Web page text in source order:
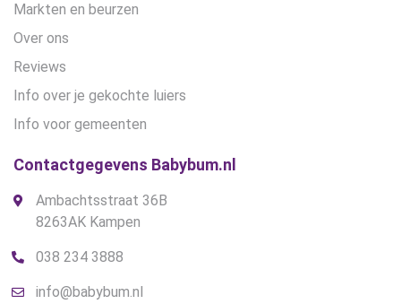
Markten en beurzen
Over ons
Reviews
Info over je gekochte luiers
Info voor gemeenten
Contactgegevens Babybum.nl
Ambachtsstraat 36B
8263AK Kampen
038 234 3888
info@babybum.nl